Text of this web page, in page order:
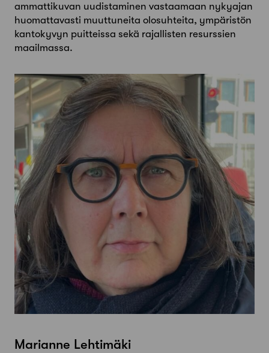
ammattikuvan uudistaminen vastaamaan nykyajan
huomattavasti muuttuneita olosuhteita, ympäristön
kantokyvyn puitteissa sekä rajallisten resurssien
maailmassa.
Marianne Lehtimäki